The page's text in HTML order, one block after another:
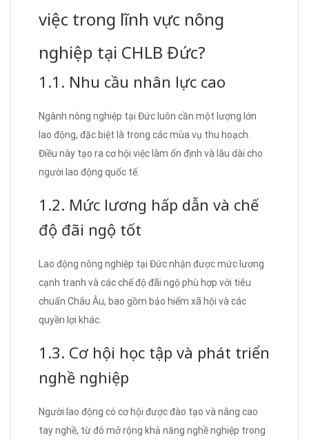
việc trong lĩnh vực nông
nghiệp tại CHLB Đức?
1.1. Nhu cầu nhân lực cao
Ngành nông nghiệp tại Đức luôn cần một lượng lớn
lao động, đặc biệt là trong các mùa vụ thu hoạch.
Điều này tạo ra cơ hội việc làm ổn định và lâu dài cho
người lao động quốc tế.
1.2. Mức lương hấp dẫn và chế
độ đãi ngộ tốt
Lao động nông nghiệp tại Đức nhận được mức lương
cạnh tranh và các chế độ đãi ngộ phù hợp với tiêu
chuẩn Châu Âu, bao gồm bảo hiểm xã hội và các
quyền lợi khác.
1.3. Cơ hội học tập và phát triển
nghề nghiệp
Người lao động có cơ hội được đào tạo và nâng cao
tay nghề, từ đó mở rộng khả năng nghề nghiệp trong